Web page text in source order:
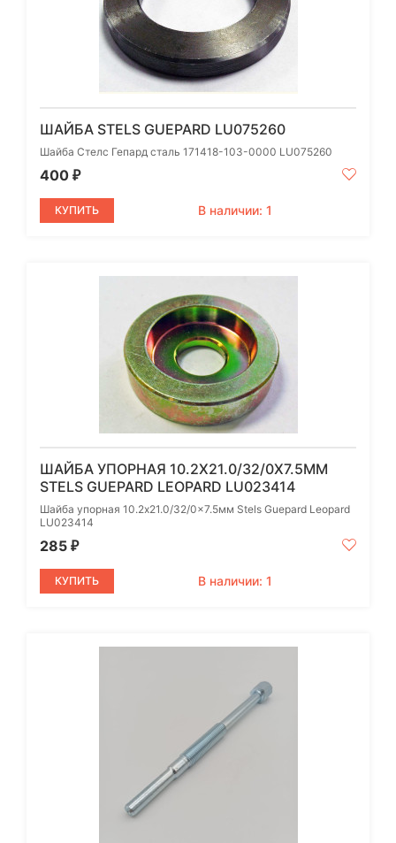
ШАЙБА STELS GUEPARD LU075260
Шайба Стелс Гепард сталь 171418-103-0000 LU075260
400 ₽
КУПИТЬ В наличии: 1
ШАЙБА УПОРНАЯ 10.2X21.0/32/0X7.5ММ
STELS GUEPARD LEOPARD LU023414
Шайба упорная 10.2x21.0/32/0x7.5мм Stels Guepard Leopard
LU023414
285 ₽
КУПИТЬ В наличии: 1